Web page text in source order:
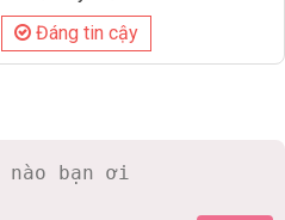
Đáng tin cậy